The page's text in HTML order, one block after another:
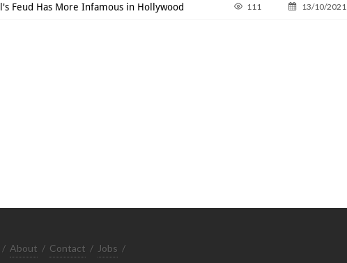
Feud Has More Infamous in Hollywood 111 13/10/2021
/ About / Contact / Jobs /